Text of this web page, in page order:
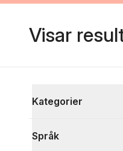
Visar
Kategorier
Språk